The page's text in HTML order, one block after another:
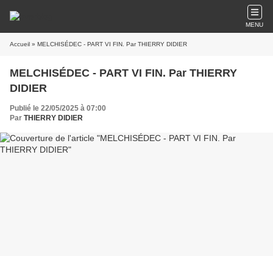
MENU
Accueil » MELCHISÉDEC - PART VI FIN. Par THIERRY DIDIER
MELCHISÉDEC - PART VI FIN. Par THIERRY
DIDIER
Publié le 22/05/2025 à 07:00
Par THIERRY DIDIER